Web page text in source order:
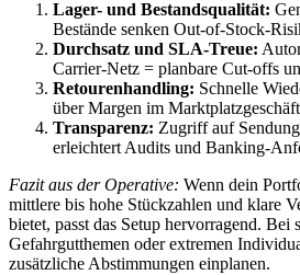
Lager- und Bestandsqualität:
Bestände senken Out-of-Stock-
Durchsatz und SLA-Treue:
Carrier-Netz = planbare Cut-offs
Retourenhandling: Schnelle
über Margen im
Transparenz: Zugriff auf
erleichtert Audits und Banking-
Fazit aus der Operative: Wenn dein
mittlere bis hohe Stückzahlen und klare
bietet, passt das Setup hervorragend. Bei
Gefahrgutthemen oder extremen
zusätzliche Abstimmungen einplanen.